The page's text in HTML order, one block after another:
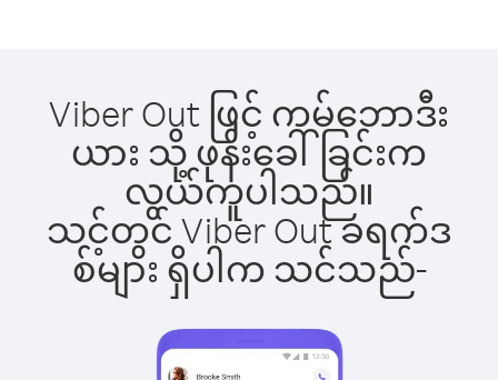
Viber Out ဖြင့် ကမ်ဘောဒီး
ယား သို့ ဖုန်းခေါ်ခြင်းက
လွယ်ကူပါသည်။
သင့်တွင် Viber Out ခရက်ဒ
စ်များ ရှိပါက သင်သည်-